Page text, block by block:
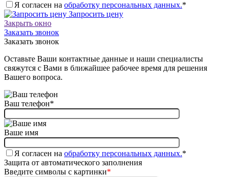
Я согласен на обработку персональных данных.*
Запросить цену
Закрыть окно
Заказать звонок
Заказать звонок
Оставьте Ваши контактные данные и наши специалисты
свяжутся с Вами в ближайшее рабочее время для решения
Вашего вопроса.
Ваш телефон*
Ваше имя
Я согласен на обработку персональных данных.*
Защита от автоматического заполнения
Введите символы с картинки*